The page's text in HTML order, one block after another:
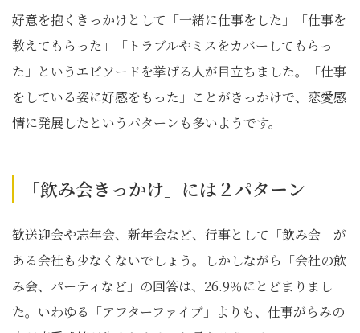
好意を抱くきっかけとして「一緒に仕事をした」「仕事を
教えてもらった」「トラブルやミスをカバーしてもらっ
た」というエピソードを挙げる人が目立ちました。「仕事
をしている姿に好感をもった」ことがきっかけで、恋愛感
情に発展したというパターンも多いようです。
「飲み会きっかけ」には２パターン
歓送迎会や忘年会、新年会など、行事として「飲み会」が
ある会社も少なくないでしょう。しかしながら「会社の飲
み会、パーティなど」の回答は、26.9％にとどまりまし
た。いわゆる「アフターファイブ」よりも、仕事がらみの